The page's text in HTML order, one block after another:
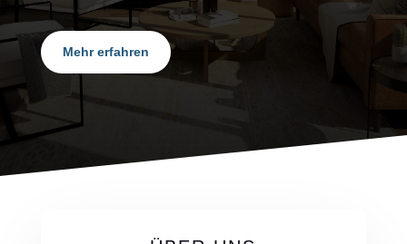
Mehr erfahren